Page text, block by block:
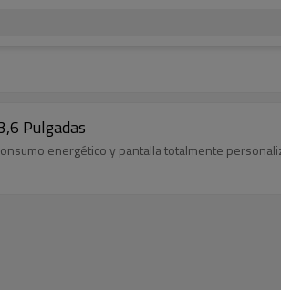
Pulgadas
energético y pantalla totalmente